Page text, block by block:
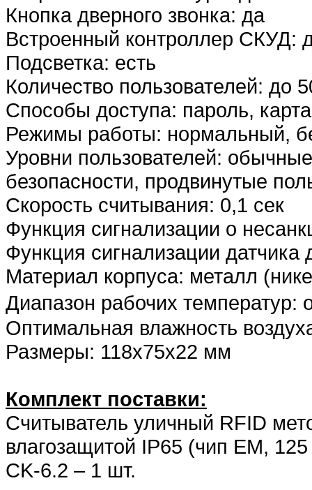
Кнопка дверного звонка: да
Встроенный контроллер СКУД:
Подсветка: есть
Количество пользователей: до
Способы доступа: пароль,
Режимы работы: нормальный,
Уровни пользователей:
безопасности, продвинутые
Скорость считывания: 0,1 сек
Функция сигнализации о
Функция сигнализации датчика
Материал корпуса: металл
Диапазон рабочих температур:
Оптимальная влажность
Размеры: 118х75х22 мм
Комплект поставки:
Считыватель уличный RFID
влагозащитой IP65 (чип EM,
CK-6.2 – 1 шт.